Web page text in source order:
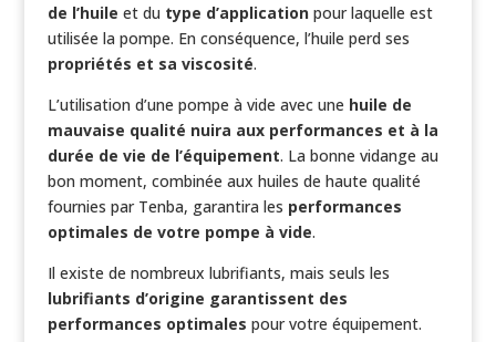
de l’huile et du type d’applicationpour laquelle est
utilisée la pompe. En conséquence, l’huile perd ses
propriétés et sa viscosité.
L’utilisation d’une pompe à vide avec une huile de
mauvaise qualité nuira aux performances et à la
durée de vie de l’équipement. La bonne vidange au
bon moment, combinée aux huiles de haute qualité
fournies par Tenba, garantira les performances
optimales de votre pompe à vide.
Il existe de nombreux lubrifiants, mais seuls les
lubrifiants d’origine garantissent des
performances optimales pour votre équipement.